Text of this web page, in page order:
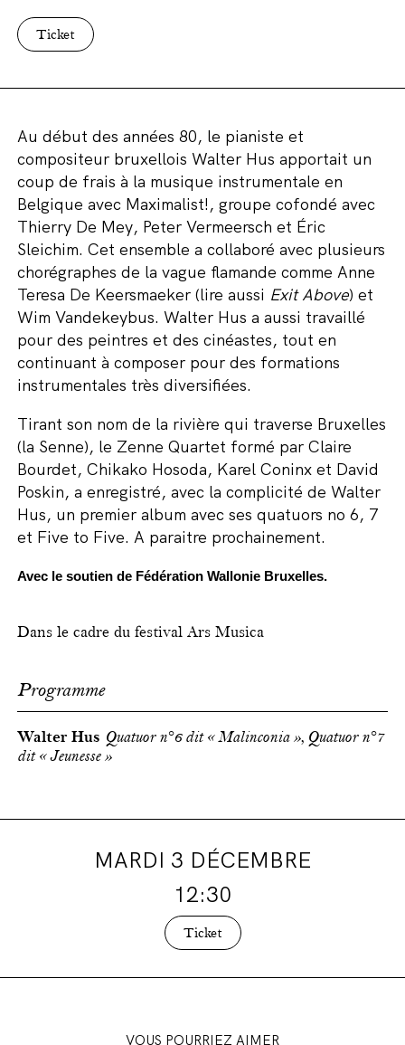
Ticket
Au début des années 80, le pianiste et
compositeur bruxellois Walter Hus apportait un
coup de frais à la musique instrumentale en
Belgique avec Maximalist!, groupe cofondé avec
Thierry De Mey, Peter Vermeersch et Éric
Sleichim. Cet ensemble a collaboré avec plusieurs
chorégraphes de la vague flamande comme Anne
Teresa De Keersmaeker (lire aussi Exit Above) et
Wim Vandekeybus. Walter Hus a aussi travaillé
pour des peintres et des cinéastes, tout en
continuant à composer pour des formations
instrumentales très diversifiées.
Tirant son nom de la rivière qui traverse Bruxelles
(la Senne), le Zenne Quartet formé par Claire
Bourdet, Chikako Hosoda, Karel Coninx et David
Poskin, a enregistré, avec la complicité de Walter
Hus, un premier album avec ses quatuors no 6, 7
et Five to Five. A paraitre prochainement.
Avec le soutien de Fédération Wallonie Bruxelles.
Dans le cadre du festival Ars Musica
Programme
Walter Hus Quatuor n°6 dit « Malinconia », Quatuor n°7
dit « Jeunesse »
MARDI 3 DÉCEMBRE
12:30
Ticket
VOUS POURRIEZ AIMER